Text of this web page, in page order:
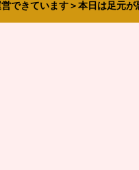
きています＞本日は足元が